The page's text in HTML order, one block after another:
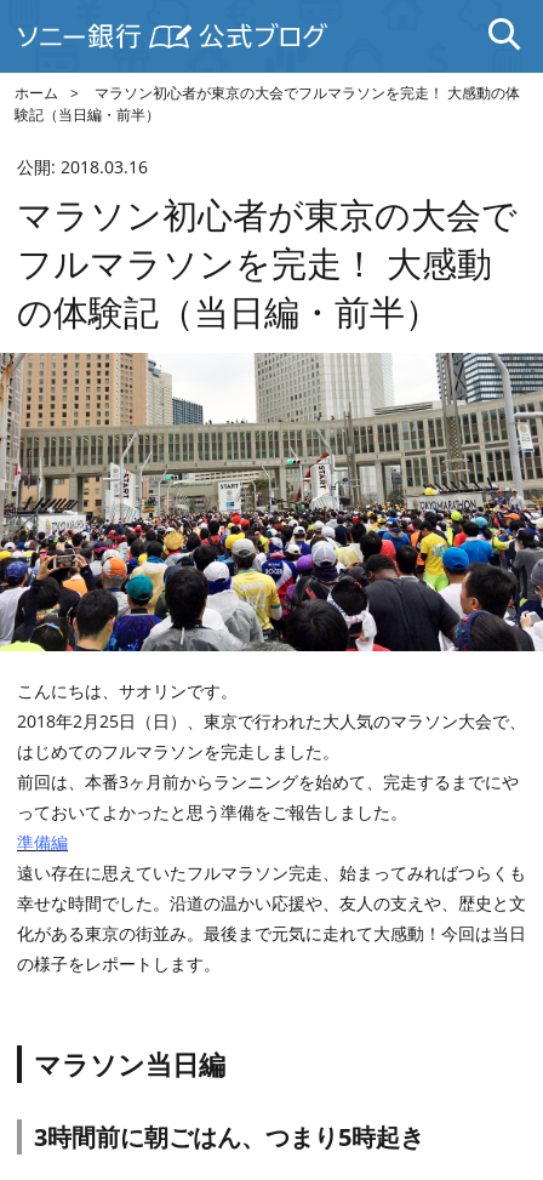
ホーム
マラソン初心者が東京の大会でフルマラソンを完走！ 大感動の体
験記（当日編・前半）
公開: 2018.03.16
マラソン初心者が東京の大会で
フルマラソンを完走！ 大感動
の体験記（当日編・前半）
こんにちは、サオリンです。
2018年2月25日（日）、東京で行われた大人気のマラソン大会で、
はじめてのフルマラソンを完走しました。
前回は、本番3ヶ月前からランニングを始めて、完走するまでにや
っておいてよかったと思う準備をご報告しました。
準備編
遠い存在に思えていたフルマラソン完走、始まってみればつらくも
幸せな時間でした。沿道の温かい応援や、友人の支えや、歴史と文
化がある東京の街並み。最後まで元気に走れて大感動！今回は当日
の様子をレポートします。
マラソン当日編
3時間前に朝ごはん、つまり5時起き